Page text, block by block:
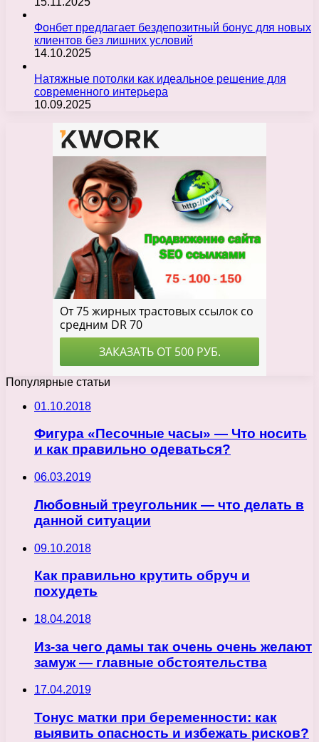
Фонбет предлагает бездепозитный бонус для новых
клиентов без лишних условий
14.10.2025
Натяжные потолки как идеальное решение для
современного интерьера
10.09.2025
Популярные статьи
01.10.2018
Фигура «Песочные часы» — Что носить
и как правильно одеваться?
06.03.2019
Любовный треугольник — что делать в
данной ситуации
09.10.2018
Как правильно крутить обруч и
похудеть
18.04.2018
Из-за чего дамы так очень очень желают
замуж — главные обстоятельства
17.04.2019
Тонус матки при беременности: как
выявить опасность и избежать рисков?